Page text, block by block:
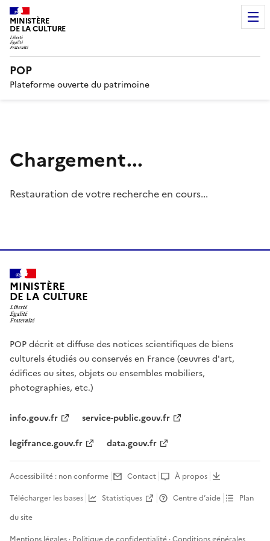
MINISTÈRE
DE LA CULTURE
POP
Plateforme ouverte du patrimoine
Chargement...
Restauration de votre recherche en cours...
MINISTÈRE
DE LA CULTURE
POP décrit et diffuse des notices scientifiques de biens
culturels étudiés ou conservés en France (œuvres d'art,
édifices ou sites, objets ou ensembles mobiliers,
photographies, etc.)
info.gouv.fr
service-public.gouv.fr
legifrance.gouv.fr
data.gouv.fr
Accessibilité : non conforme Contact
À propos
Télécharger les bases
Statistiques Centre d’aide
Plan
du site